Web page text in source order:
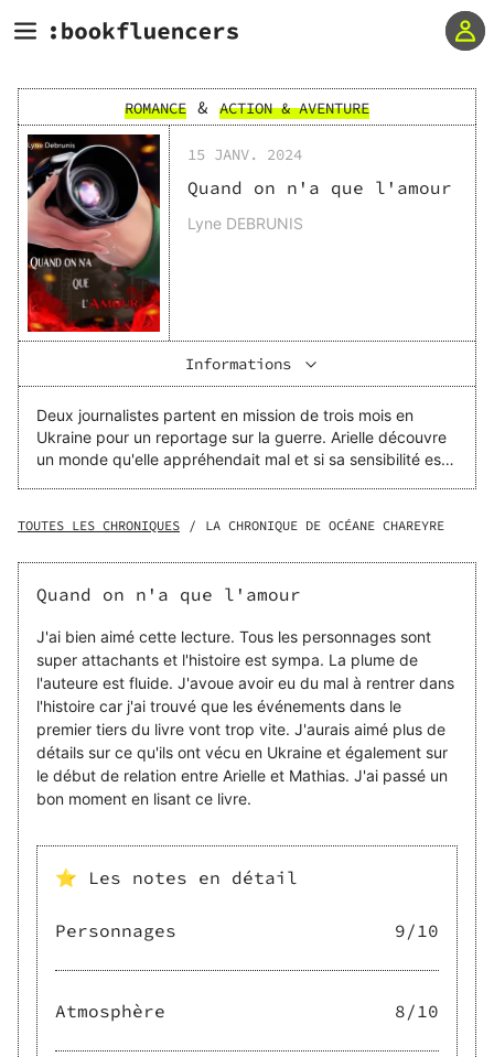
ROMANCE & ACTION & AVENTURE
15 JANV. 2024
Quand on n'a que l'amour
Lyne DEBRUNIS
Informations
Deux journalistes partent en mission de trois mois en
Ukraine pour un reportage sur la guerre. Arielle découvre
un monde qu'elle appréhendait mal et si sa sensibilité est
sur sa vie personnelle et sur sa carrière car les premières
vie de son coéquipier devenue un enjeu pour les rebelles.
TOUTES LES CHRONIQUES / LA CHRONIQUE DE OCÉANE CHAREYRE
Quand on n'a que l'amour
J'ai bien aimé cette lecture. Tous les personnages sont
super attachants et l'histoire est sympa. La plume de
l'auteure est fluide. J'avoue avoir eu du mal à rentrer dans
l'histoire car j'ai trouvé que les événements dans le
premier tiers du livre vont trop vite. J'aurais aimé plus de
détails sur ce qu'ils ont vécu en Ukraine et également sur
le début de relation entre Arielle et Mathias. J'ai passé un
bon moment en lisant ce livre.
⭐ Les notes en détail
Personnages 9/10
Atmosphère 8/10